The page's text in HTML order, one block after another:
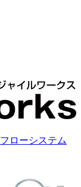
ローシステム